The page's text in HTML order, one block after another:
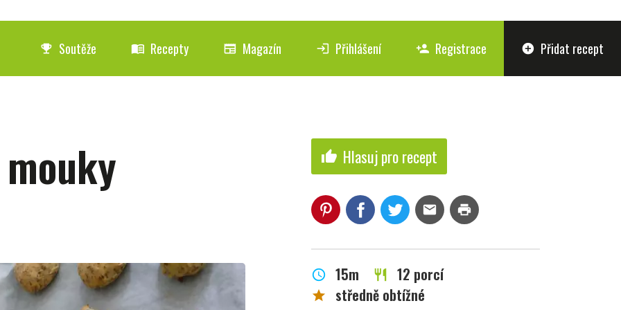
emoji_events Soutěže menu_book Recepty newspaper Magazín login Přihlášení person_add Registrace add_circle Přidat recept
thumb_up Hlasuj pro recept
mail print
schedule 15m restaurant 12 porcí
star středně obtížné